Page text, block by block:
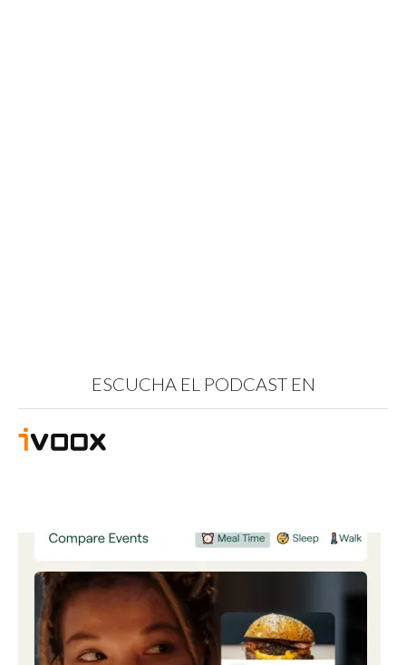
ESCUCHA EL PODCAST EN